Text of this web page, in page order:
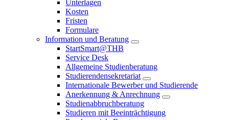
Unterlagen
Kosten
Fristen
Formulare
Information und Beratung
StartSmart@THB
Service Desk
Allgemeine Studienberatung
Studierendensekretariat
Internationale Bewerber und Studierende
Anerkennung & Anrechnung
Studienabbruchberatung
Studieren mit Beeinträchtigung